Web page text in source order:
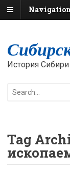
Navigation
История
Tag